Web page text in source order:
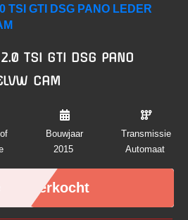
TSI GTI DSG PANO
CAM
Bouwjaar
2015
Transmissie
Automaat
Verkocht